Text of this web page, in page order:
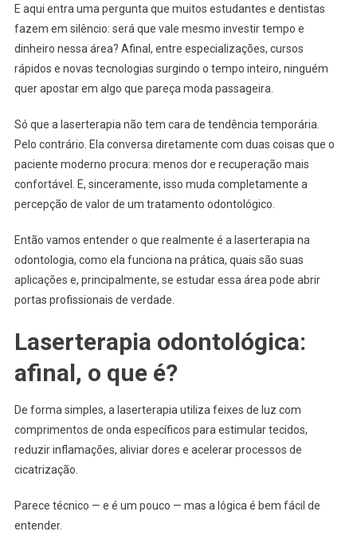
E aqui entra uma pergunta que muitos estudantes e dentistas
fazem em silêncio: será que vale mesmo investir tempo e
dinheiro nessa área? Afinal, entre especializações, cursos
rápidos e novas tecnologias surgindo o tempo inteiro, ninguém
quer apostar em algo que pareça moda passageira.
Só que a laserterapia não tem cara de tendência temporária.
Pelo contrário. Ela conversa diretamente com duas coisas que o
paciente moderno procura: menos dor e recuperação mais
confortável. E, sinceramente, isso muda completamente a
percepção de valor de um tratamento odontológico.
Então vamos entender o que realmente é a laserterapia na
odontologia, como ela funciona na prática, quais são suas
aplicações e, principalmente, se estudar essa área pode abrir
portas profissionais de verdade.
Laserterapia odontológica:
afinal, o que é?
De forma simples, a laserterapia utiliza feixes de luz com
comprimentos de onda específicos para estimular tecidos,
reduzir inflamações, aliviar dores e acelerar processos de
cicatrização.
Parece técnico — e é um pouco — mas a lógica é bem fácil de
entender.